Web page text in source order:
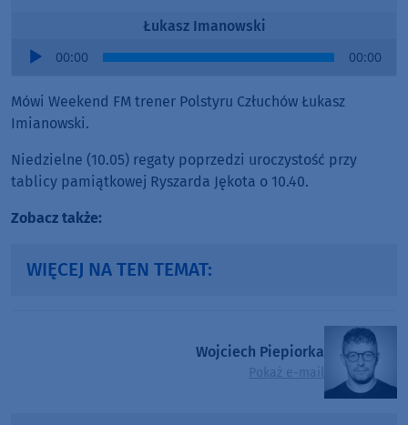
Łukasz Imanowski
Audio
00:00 00:00
Mówi Weekend FM trener Polstyru Człuchów Łukasz
Imianowski.
Niedzielne (10.05) regaty poprzedzi uroczystość przy
tablicy pamiątkowej Ryszarda Jękota o 10.40.
Zobacz także:
WIĘCEJ NA TEN TEMAT:
Wojciech Piepiorka
Pokaż e-mail